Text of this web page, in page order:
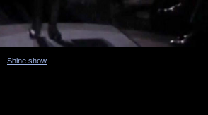
Shine show